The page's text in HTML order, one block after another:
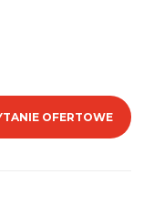
OFERTOWE